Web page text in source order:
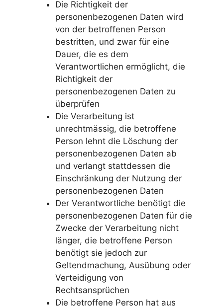
Die Richtigkeit der
personenbezogenen Daten wird
von der betroffenen Person
bestritten, und zwar für eine
Dauer, die es dem
Verantwortlichen ermöglicht, die
Richtigkeit der
personenbezogenen Daten zu
überprüfen
Die Verarbeitung ist
unrechtmässig, die betroffene
Person lehnt die Löschung der
personenbezogenen Daten ab
und verlangt stattdessen die
Einschränkung der Nutzung der
personenbezogenen Daten
Der Verantwortliche benötigt die
personenbezogenen Daten für die
Zwecke der Verarbeitung nicht
länger, die betroffene Person
benötigt sie jedoch zur
Geltendmachung, Ausübung oder
Verteidigung von
Rechtsansprüchen
Die betroffene Person hat aus